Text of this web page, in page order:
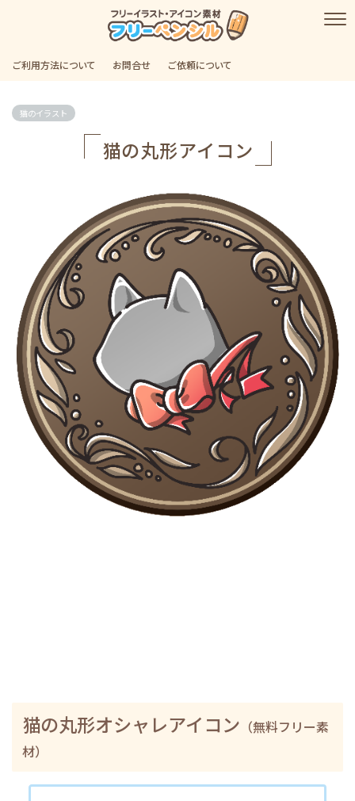
ご利用方法について お問合せ ご依頼について
猫のイラスト
猫の丸形アイコン
猫の丸形オシャレアイコン （無料フリー素
材）